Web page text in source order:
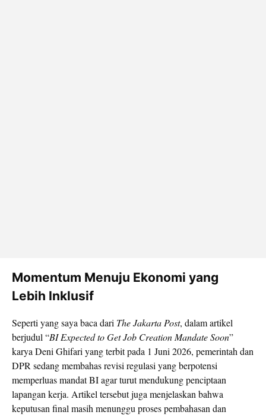
Momentum Menuju Ekonomi yang
Lebih Inklusif
Seperti yang saya baca dari The Jakarta Post, dalam artikel
berjudul “BI Expected to Get Job Creation Mandate Soon”
karya Deni Ghifari yang terbit pada 1 Juni 2026, pemerintah dan
DPR sedang membahas revisi regulasi yang berpotensi
memperluas mandat BI agar turut mendukung penciptaan
lapangan kerja. Artikel tersebut juga menjelaskan bahwa
keputusan final masih menunggu proses pembahasan dan